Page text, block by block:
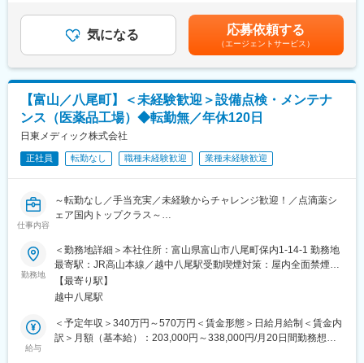
に、地域経済のバリューチェーンの中心的な担い手、および担い
手候補であることを基準に、経済産業省が全国で2,148社を選定。
変更の範囲：会社の定める業務
・導入後の立ち上げ対応
・生産性向上や品質向上に向けた設備改善
（3）バリデーション業務
・設備が正しく動作し、安定した品質の製品を製造できることを
確認する検証業務
（4）校正（キャリブレーション）業務
・温度計や圧力計などの計測機器が正しい数値を示しているか確
認する業務
・新しい資材や包装材を使用する際の試験運転や評価
（6）その他生産技術業務
・設備に関する各種資料作成
■組織構成：
の金額であり、選考を通じて上下する可能性があります。月給(月
額)は固定手当を含めた表記です。
気になる 応募依頼する
（エージェントサービス）
【富山／八尾町】＜未経験歓迎＞設備点検・メンテナ
ンス（医薬品工場）◆転勤無／年休120日
日東メディック株式会社
正社員 転勤なし 職種未経験歓迎 業種未経験歓迎
仕事内容
～転勤なし／手当充実／未経験からチャレンジ歓迎！／点滴薬シ
ェア国内トップクラス～
■業務内容：
医薬品を製造する工場で、設備の点検やメンテナンスをお任せし
ます。工場で使われる設備が安全に動き続けるように管理する仕
事です。
＜具体的には＞
・日常点検
勤務地
＜勤務地詳細＞本社住所：富山県富山市八尾町保内1-14-1 勤務地
最寄駅：JR高山本線／越中八尾駅受動喫煙対策：屋内全面禁煙変
更の範囲：会社の定める事業所
【最寄り駅】
越中八尾駅
給与
＜予定年収＞340万円～570万円＜賃金形態＞日給月給制＜賃金内
訳＞月額（基本給）：203,000円～338,000円/月20日間勤務想定